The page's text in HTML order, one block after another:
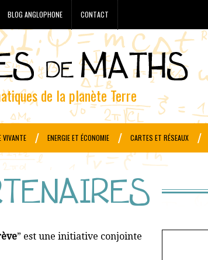
BLOG ANGLOPHONE CONTACT
de la planète Terre
VIVANTE ENERGIE ET ÉCONOMIE CARTES ET RÉSEAUX
” est une initiative conjointe